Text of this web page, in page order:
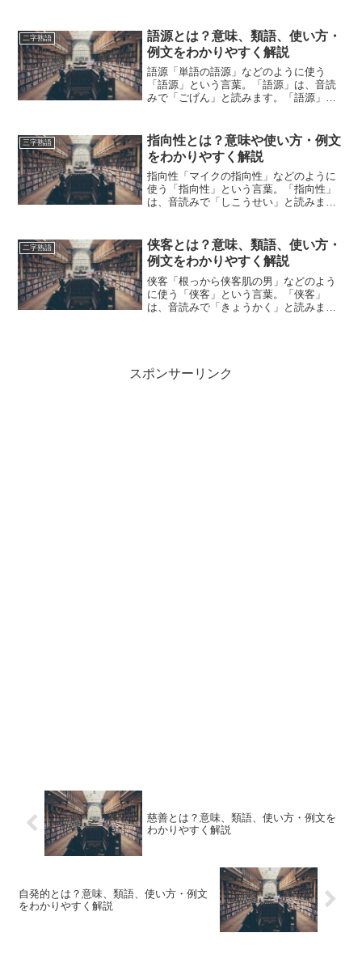
類語について、小説などの用例を紹介し
て、わかりやすく解説して...
二字熟語
語源とは？意味、類語、使い方・
例文をわかりやすく解説
語源「単語の語源」などのように使う
「語源」という言葉。「語源」は、音読
みで「ごげん」と読みます。「語源」と
類語について、小説などの用例を紹介し
ながら、わかりやすく解説し...
三字熟語
指向性とは？意味や使い方・例文
をわかりやすく解説
指向性「マイクの指向性」などのように
使う「指向性」という言葉。「指向性」
は、音読みで「しこうせい」と読みま
性」の意味や使い方について、小説など
の用例を紹介して、わかりやす...
二字熟語
侠客とは？意味、類語、使い方・
例文をわかりやすく解説
侠客「根っから侠客肌の男」などのよう
に使う「侠客」という言葉。「侠客」
は、音読みで「きょうかく」と読みま
スポンサーリンク
慈善とは？意味、類語、使い方・例文を
わかりやすく解説
自発的とは？意味、類語、使い方・例文
をわかりやすく解説